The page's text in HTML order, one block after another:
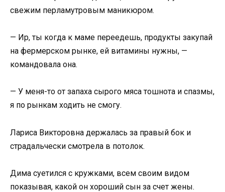
свежим перламутровым маникюром.
— Ир, ты когда к маме переедешь, продукты закупай
на фермерском рынке, ей витамины нужны, —
командовала она.
— У меня-то от запаха сырого мяса тошнота и спазмы,
я по рынкам ходить не смогу.
Лариса Викторовна держалась за правый бок и
страдальчески смотрела в потолок.
Дима суетился с кружками, всем своим видом
показывая, какой он хороший сын за счет жены.